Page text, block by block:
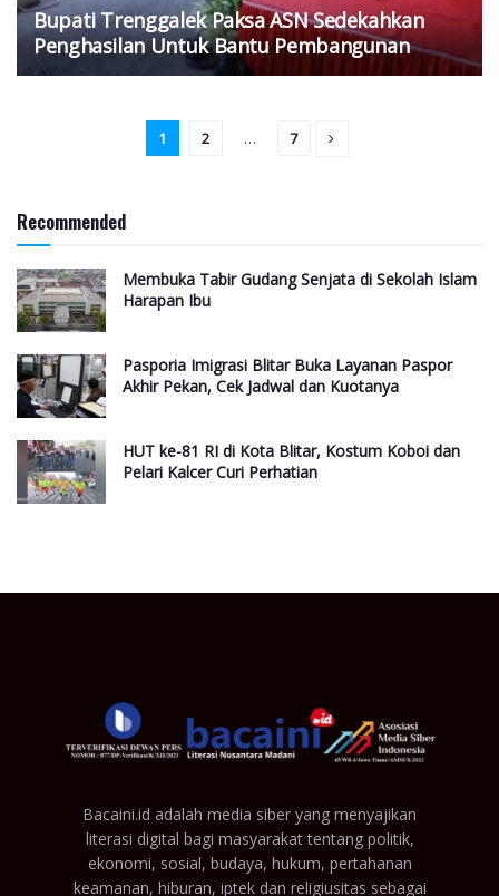
Bupati Trenggalek Paksa ASN Sedekahkan
Penghasilan Untuk Bantu Pembangunan
1 2 … 7
Recommended
Membuka Tabir Gudang Senjata di Sekolah Islam
Harapan Ibu
Pasporia Imigrasi Blitar Buka Layanan Paspor
Akhir Pekan, Cek Jadwal dan Kuotanya
HUT ke-81 RI di Kota Blitar, Kostum Koboi dan
Pelari Kalcer Curi Perhatian
Bacaini.id adalah media siber yang menyajikan
literasi digital bagi masyarakat tentang politik,
ekonomi, sosial, budaya, hukum, pertahanan
keamanan, hiburan, iptek dan religiusitas sebagai